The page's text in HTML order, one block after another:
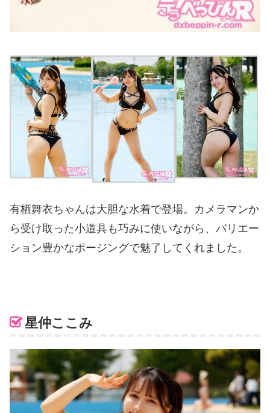
有栖舞衣ちゃんは大胆な水着で登場。カメラマンか
ら受け取った小道具も巧みに使いながら、バリエー
ション豊かなポージングで魅了してくれました。
星仲ここみ